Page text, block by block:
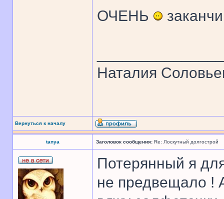
ОЧЕНЬ
Наталия
Вернуться к началу
tanya Заголовок сообщения: Re: Лоскутный долгострой
Потерянный я
не предвещало !